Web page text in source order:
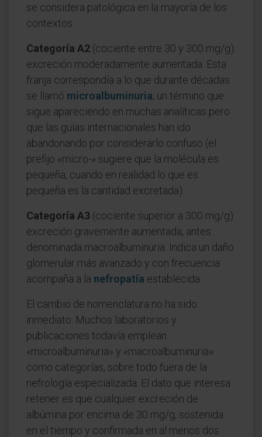
se considera patológica en la mayoría de los
contextos.
Categoría A2 (cociente entre 30 y 300 mg/g):
excreción moderadamente aumentada. Esta
franja correspondía a lo que durante décadas
se llamó microalbuminuria, un término que
sigue apareciendo en muchas analíticas pero
que las guías internacionales han ido
abandonando por considerarlo confuso (el
prefijo «micro-» sugiere que la molécula es
pequeña, cuando en realidad lo que es
pequeña es la cantidad excretada).
Categoría A3 (cociente superior a 300 mg/g):
excreción gravemente aumentada, antes
denominada macroalbuminuria. Indica un daño
glomerular más avanzado y con frecuencia
acompaña a la nefropatía establecida.
El cambio de nomenclatura no ha sido
inmediato. Muchos laboratorios y
publicaciones todavía emplean
«microalbuminuria» y «macroalbuminuria»
como categorías, sobre todo fuera de la
nefrología especializada. El dato que interesa
retener es que cualquier excreción de
albúmina por encima de 30 mg/g, sostenida
en el tiempo y confirmada en al menos dos